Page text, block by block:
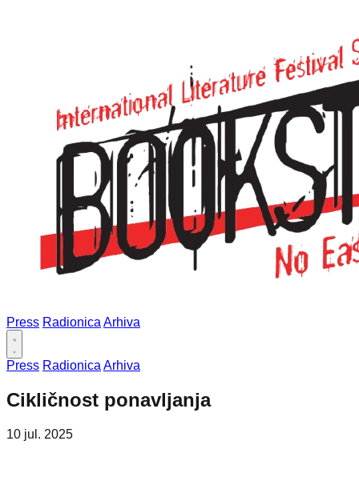
Press Radionica Arhiva
Press Radionica Arhiva
Cikličnost ponavljanja
10 jul. 2025